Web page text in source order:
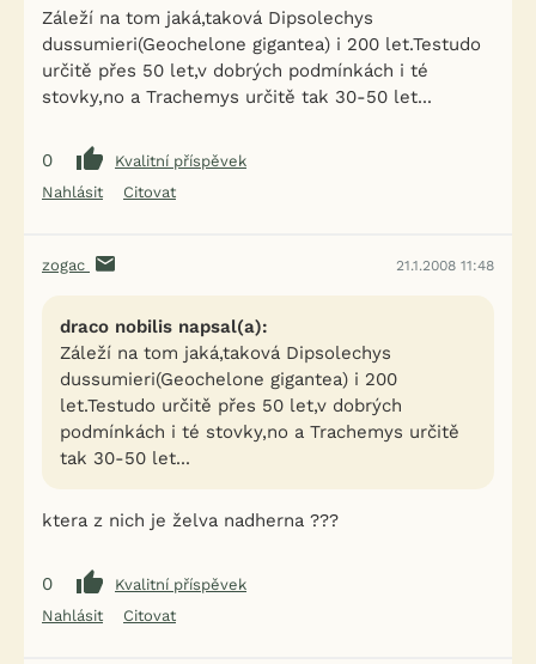
Záleží na tom jaká,taková Dipsolechys
dussumieri(Geochelone gigantea) i 200 let.Testudo
určitě přes 50 let,v dobrých podmínkách i té
stovky,no a Trachemys určitě tak 30-50 let...
0
Kvalitní příspěvek
Nahlásit
Citovat
zogac 21.1.2008 11:48
draco nobilis napsal(a):
Záleží na tom jaká,taková Dipsolechys
dussumieri(Geochelone gigantea) i 200
let.Testudo určitě přes 50 let,v dobrých
podmínkách i té stovky,no a Trachemys určitě
tak 30-50 let...
ktera z nich je želva nadherna ???
0
Kvalitní příspěvek
Nahlásit
Citovat